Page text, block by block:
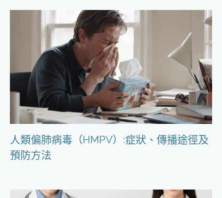
人類偏肺病毒（HMPV）:症狀、傳播途徑及
預防方法